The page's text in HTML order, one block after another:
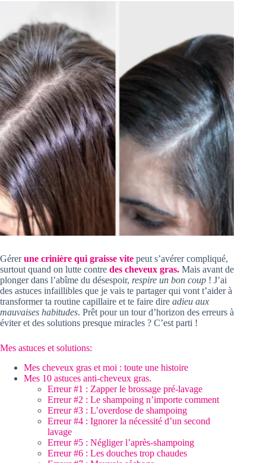
Gérerune crinière qui graisse vite peut s’avérer compliqué,
surtout quand on lutte contre des cheveux gras. Mais avant de
plonger dans l’abîme du désespoir, respire un bon coup ! J’ai
des astuces infaillibles que je vais te partager qui vont t’aider à
transformer ta routine capillaire et te faire dire adieu aux
mauvaises habitudes. Prêt pour un tour d’horizon des erreurs à
éviter et des solutions presque miracles ? C’est parti !
Mes astuces et solutions:
Mes cheveux gras et moi : toute une histoire
Mes 10 astuces anti-cheveux gras.
Erreur #1 : Zapper le brossage pré-lavage
Erreur #2 : Le shampoing n’importe comment
Erreur #3 : L’overdose de shampoing
Erreur #4 : Ignorer la nécessité d’un second
lavage
Erreur #5 : Négliger l’après-shampoing
Erreur #6 : Les douches trop chaudes